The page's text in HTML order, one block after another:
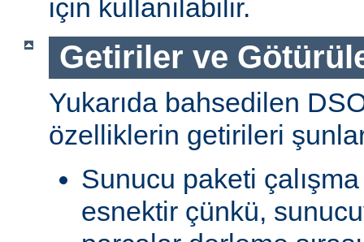
için kullanılabilir.
Getiriler ve
Yukarıda bahsedilen
özelliklerin getirileri
Sunucu paketi
esnektir çünkü,